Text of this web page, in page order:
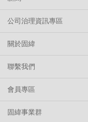
公司治理資訊專區
關於固緯
聯繫我們
會員專區
固緯事業群